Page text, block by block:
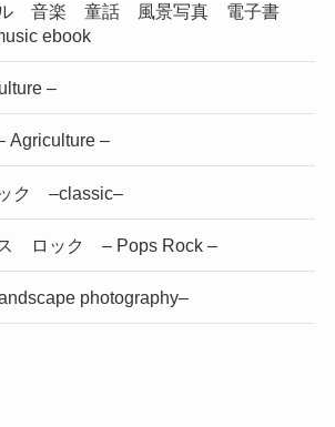
ル 音楽 童話 風景写真 電子書
ebook
–
–
ク –classic–
ロック – Pops Rock –
photography–